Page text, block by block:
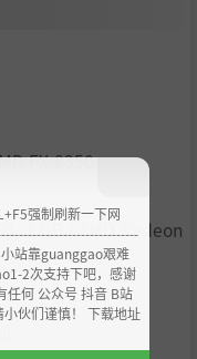
FX-8350
2 GB | AMD Radeon
强制刷新一下网
站靠guanggao艰难
2次支持下吧，感谢
任何 公众号 抖音 B站
伙们谨慎！ 下载地址